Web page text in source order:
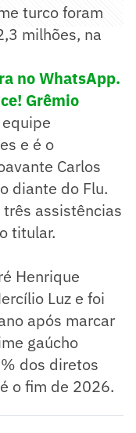
turco foram
milhões, na
no WhatsApp.
Grêmio
e é o
Carlos
diante do Flu.
assistências
titular.
Henrique
Luz e foi
após marcar
gaúcho
dos diretos
o fim de 2026.